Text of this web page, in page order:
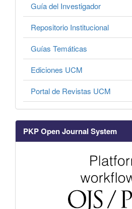
Guía del Investigador
Repositorio Institucional
Guías Temáticas
Ediciones UCM
Portal de Revistas UCM
PKP Open Journal System